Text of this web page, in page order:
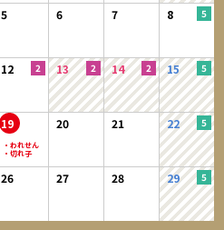
5 6 7 8
12 13 14 15
19 20 21 22
26 27 28 29